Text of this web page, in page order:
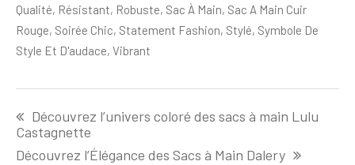
Qualité, Résistant, Robuste, Sac À Main, Sac A Main Cuir
Rouge, Soirée Chic, Statement Fashion, Stylé, Symbole De
Style Et D'audace, Vibrant
de
l'article
Découvrez l’univers coloré des sacs à main Lulu
Castagnette
Découvrez l’Élégance des Sacs à Main Dalery